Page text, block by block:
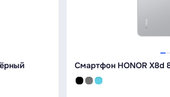
Смартфон HONOR X8d